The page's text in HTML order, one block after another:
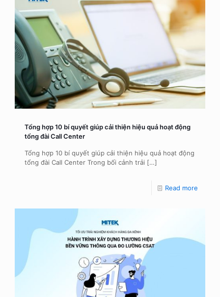
Tổng hợp 10 bí quyết giúp cải thiện hiệu quả hoạt động
tổng đài Call Center
Tổng hợp 10 bí quyết giúp cải thiện hiệu quả hoạt động
tổng đài Call Center Trong bối cảnh trải […]
Read more